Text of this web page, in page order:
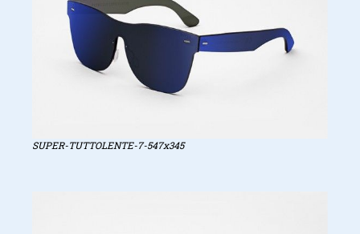
SUPER-TUTTOLENTE-7-547x345